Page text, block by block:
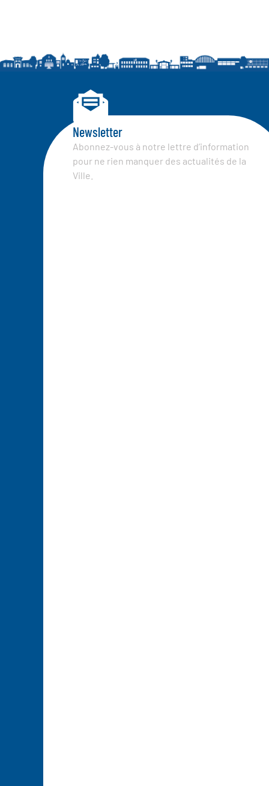
Newsletter
Abonnez-vous à notre lettre d’information
pour ne rien manquer des actualités de la
Ville.